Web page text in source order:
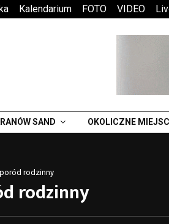
Kalendarium FOTO VIDEO
SAND OKOLICZNE
poród rodzinny
rodzinny